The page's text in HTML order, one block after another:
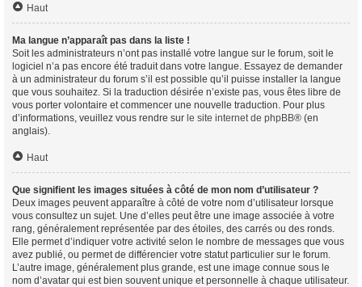
Haut
Ma langue n’apparaît pas dans la liste !
Soit les administrateurs n’ont pas installé votre langue sur le forum, soit le
logiciel n’a pas encore été traduit dans votre langue. Essayez de demander
à un administrateur du forum s’il est possible qu’il puisse installer la langue
que vous souhaitez. Si la traduction désirée n’existe pas, vous êtes libre de
vous porter volontaire et commencer une nouvelle traduction. Pour plus
d’informations, veuillez vous rendre sur le site internet de phpBB® (en
anglais).
Haut
Que signifient les images situées à côté de mon nom d’utilisateur ?
Deux images peuvent apparaître à côté de votre nom d’utilisateur lorsque
vous consultez un sujet. Une d’elles peut être une image associée à votre
rang, généralement représentée par des étoiles, des carrés ou des ronds.
Elle permet d’indiquer votre activité selon le nombre de messages que vous
avez publié, ou permet de différencier votre statut particulier sur le forum.
L’autre image, généralement plus grande, est une image connue sous le
nom d’avatar qui est bien souvent unique et personnelle à chaque utilisateur.